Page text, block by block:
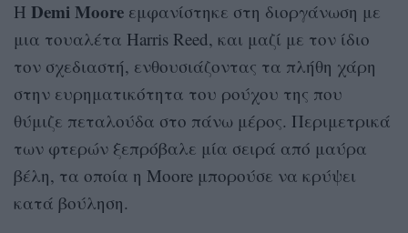
H Demi Moore εμφανίστηκε στη διοργάνωση με
μια τουαλέτα Harris Reed, και μαζί με τον ίδιο
τον σχεδιαστή, ενθουσιάζοντας τα πλήθη χάρη
στην ευρηματικότητα του ρούχου της που
θύμιζε πεταλούδα στο πάνω μέρος. Περιμετρικά
των φτερών ξεπρόβαλε μία σειρά από μαύρα
βέλη, τα οποία η Moore μπορούσε να κρύψει
κατά βούληση.